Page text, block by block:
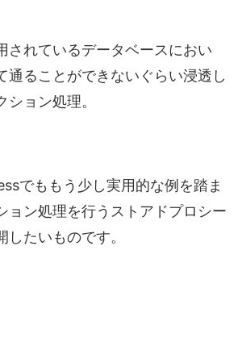
されているデータベースにおい
通ることができないぐらい浸透し
ョン処理。
でももう少し実用的な例を踏ま
ョン処理を行うストアドプロシー
したいものです。